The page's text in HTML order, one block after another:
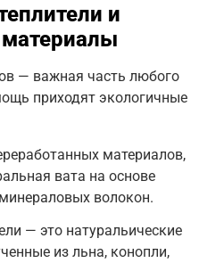
и
— важная часть любого
приходят экологичные
материалов,
вата на основе
волокон.
— это натуральические
из льна, конопли,